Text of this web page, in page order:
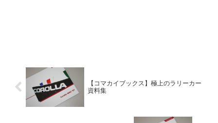
【コマカイブックス】極上のラリーカー
資料集